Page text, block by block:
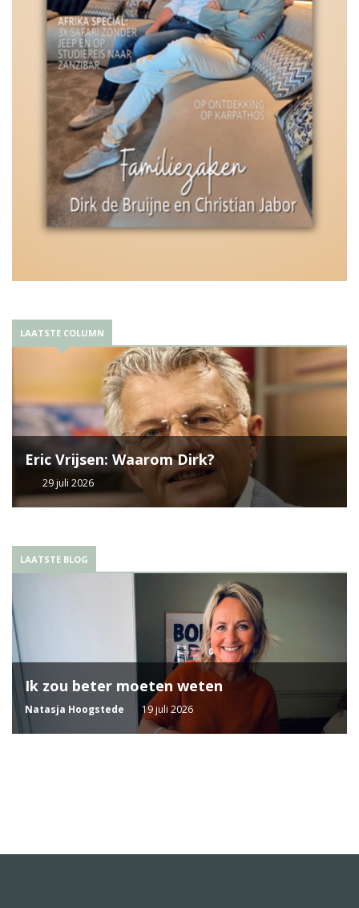
LAATSTE COLUMN
Eric Vrijsen: Waarom Dirk?
29 juli 2026
LAATSTE BLOG
Ik zou beter moeten weten
Natasja Hoogstede 19 juli 2026